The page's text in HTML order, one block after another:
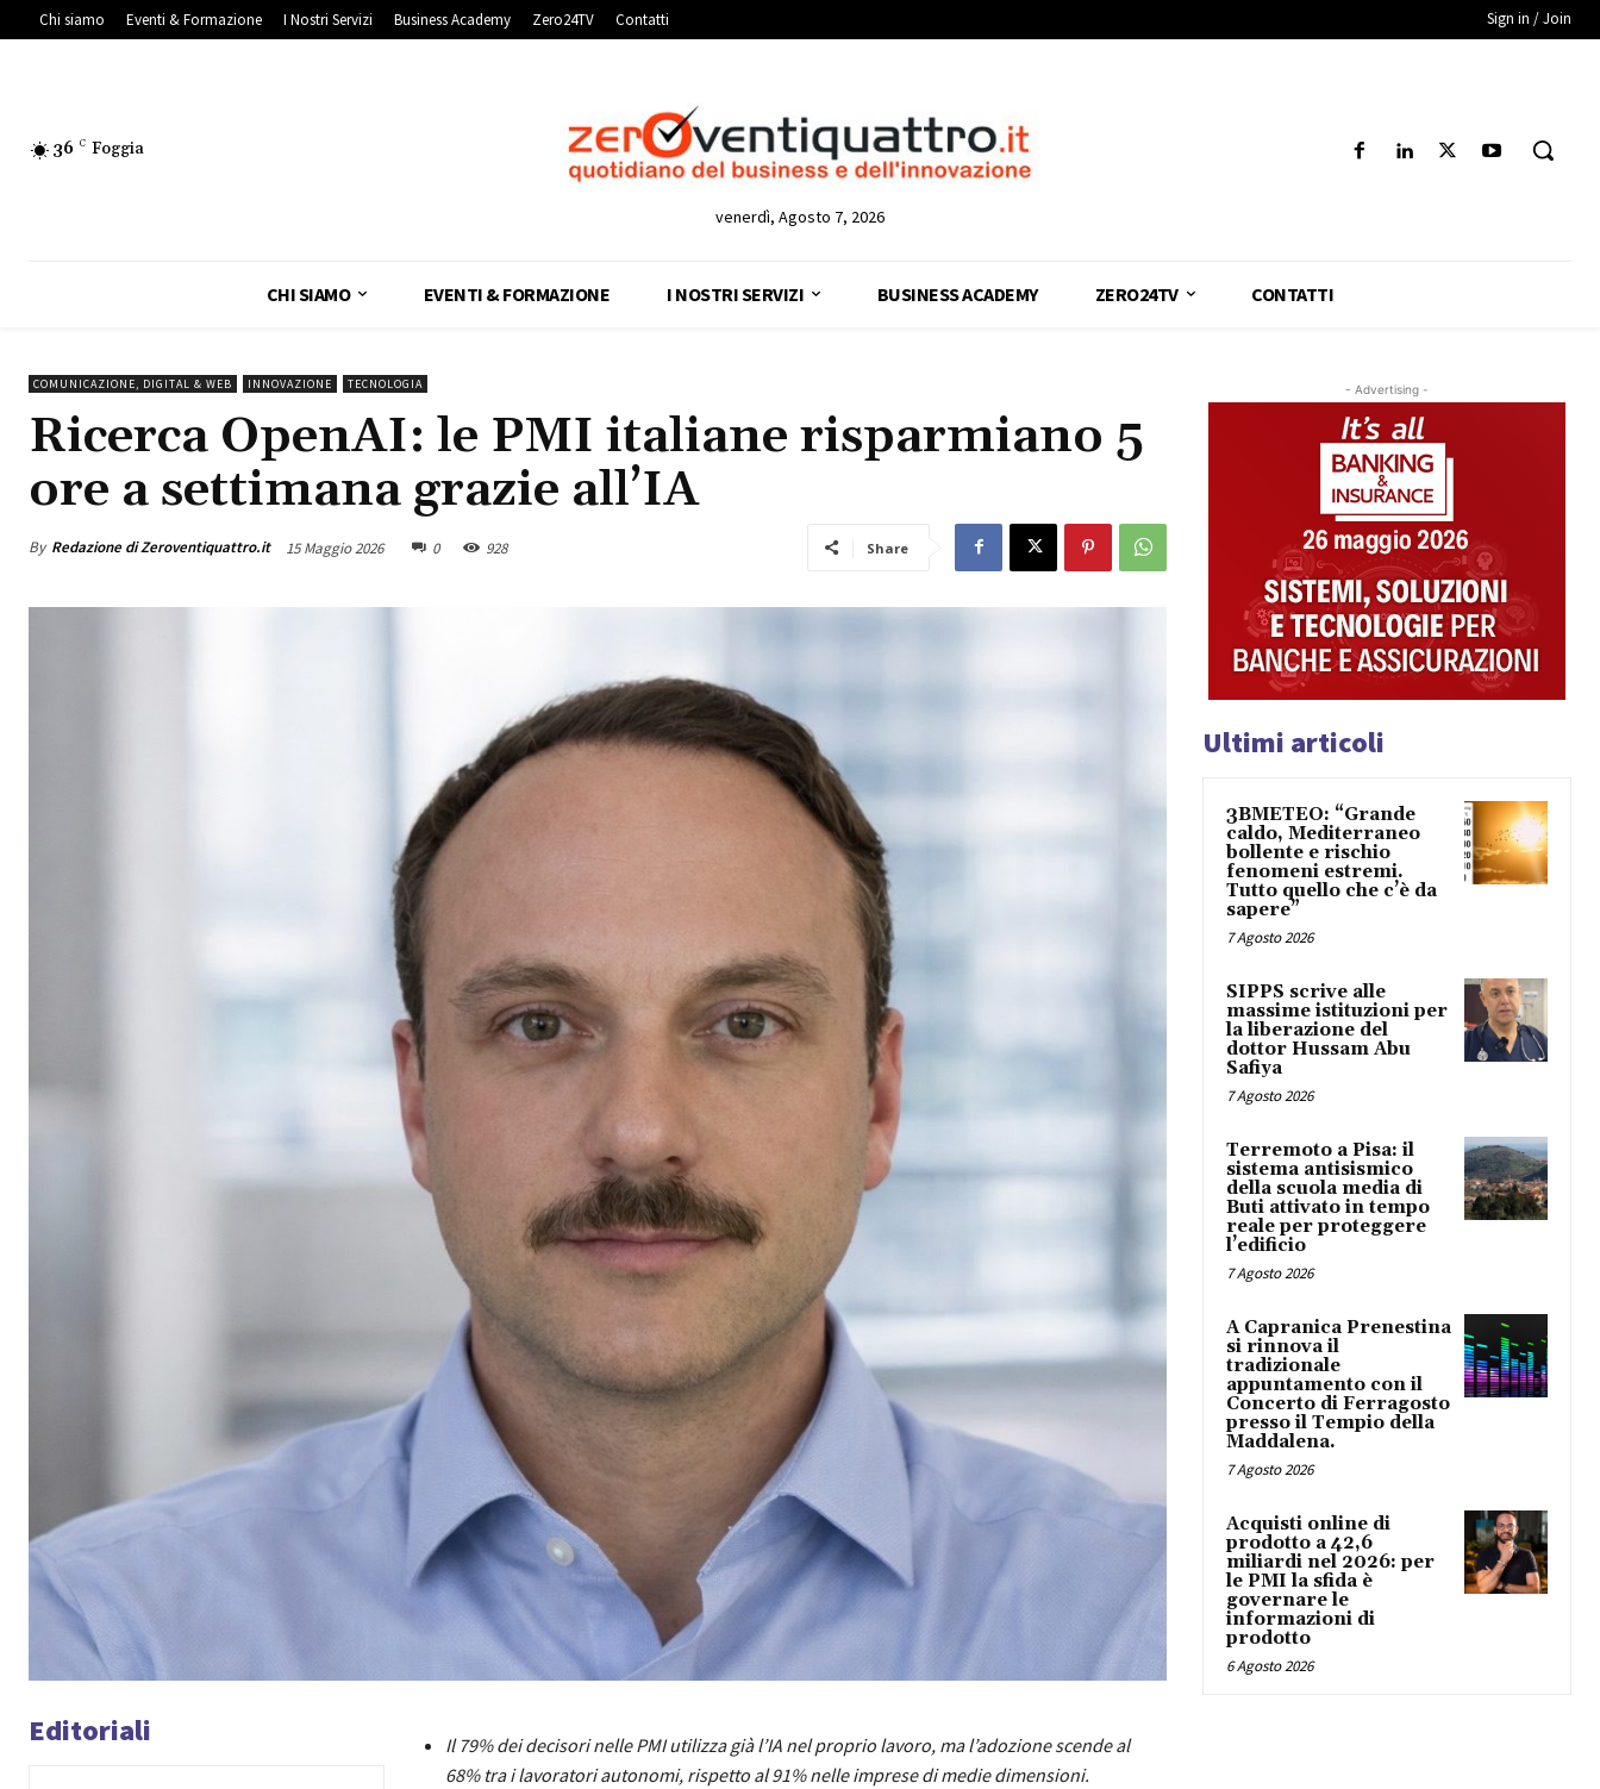
Chi siamo Eventi & Formazione I Nostri Servizi Business Academy Zero24TV Contatti Sign in / Join
36 C Foggia
venerdì, Agosto 7, 2026
CHI SIAMO EVENTI & FORMAZIONE I NOSTRI SERVIZI BUSINESS ACADEMY ZERO24TV CONTATTI
COMUNICAZIONE, DIGITAL & WEB INNOVAZIONE TECNOLOGIA
Ricerca OpenAI: le PMI italiane risparmiano 5
ore a settimana grazie all’IA
By Redazione di Zeroventiquattro.it 15 Maggio 2026 0 928 Share
Editoriali
Il 79% dei decisori nelle PMI utilizza già l’IA nel proprio lavoro, ma l’adozione scende al
68% tra i lavoratori autonomi, rispetto al 91% nelle imprese di medie dimensioni.
- Advertising -
Ultimi articoli
3BMETEO: “Grande
caldo, Mediterraneo
bollente e rischio
fenomeni estremi.
Tutto quello che c’è da
sapere”
7 Agosto 2026
SIPPS scrive alle
massime istituzioni per
la liberazione del
dottor Hussam Abu
Safiya
7 Agosto 2026
Terremoto a Pisa: il
sistema antisismico
della scuola media di
Buti attivato in tempo
reale per proteggere
l’edificio
7 Agosto 2026
A Capranica Prenestina
si rinnova il
tradizionale
appuntamento con il
Concerto di Ferragosto
presso il Tempio della
Maddalena.
7 Agosto 2026
Acquisti online di
prodotto a 42,6
miliardi nel 2026: per
le PMI la sfida è
governare le
informazioni di
prodotto
6 Agosto 2026